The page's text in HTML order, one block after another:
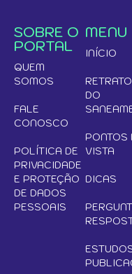
SOBRE O
PORTAL
QUEM
SOMOS
FALE
CONOSCO
POLÍTICA DE
PRIVACIDADE
E PROTEÇÃO
DE DADOS
PESSOAIS
MENU
INÍCIO
DO
PONTOS
VISTA
DICAS